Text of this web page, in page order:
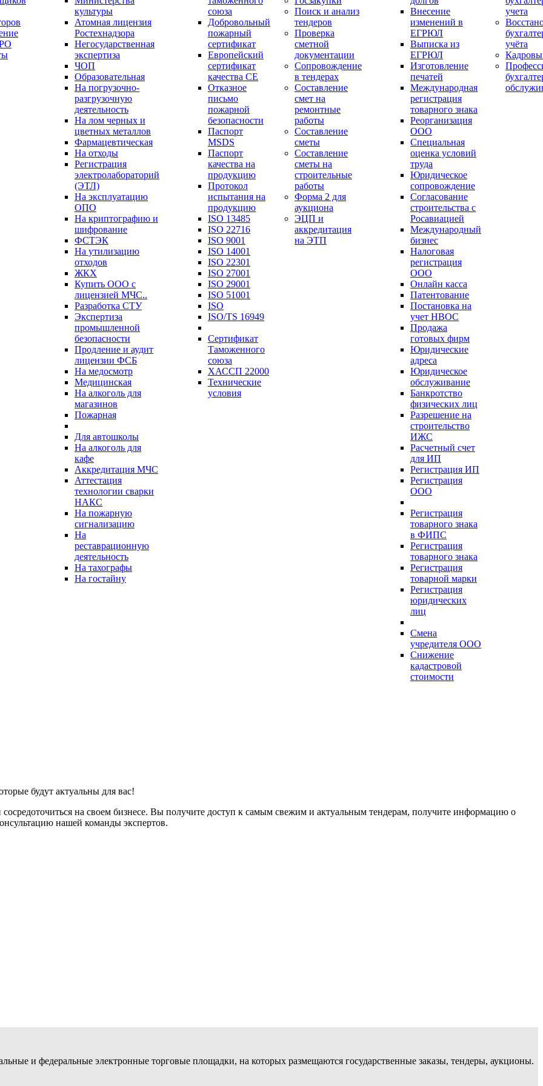
культуры
Атомная лицензия
Ростехнадзора
Негосударственная
экспертиза
ЧОП
Образовательная
На погрузочно-
разгрузочную
деятельность
На лом черных и
цветных металлов
Фармацевтическая
На отходы
Регистрация
электролабораторий
(ЭТЛ)
На эксплуатацию
ОПО
На криптографию и
шифрование
ФСТЭК
На утилизацию
отходов
ЖКХ
Купить ООО с
лицензией МЧС..
Разработка СТУ
Экспертиза
промышленной
безопасности
Продление и аудит
лицензии ФСБ
На медосмотр
Медицинская
На алкоголь для
магазинов
Пожарная
Для автошколы
На алкоголь для
кафе
Аккредитация МЧС
Аттестация
технологии сварки
НАКС
На пожарную
сигнализацию
На
реставрационную
деятельность
На тахографы
На гостайну
союза
Добровольный
пожарный
сертификат
Европейский
сертификат
качества СЕ
Отказное
письмо
пожарной
безопасности
Паспорт
МSDS
Паспорт
качества на
продукцию
Протокол
испытания на
продукцию
ISO 13485
ISO 22716
ISO 9001
ISO 14001
ISO 22301
ISO 27001
ISO 29001
ISO 51001
ISO
ISO/TS 16949
Сертификат
Таможенного
союза
ХАССП 22000
Технические
условия
Поиск и анализ
тендеров
Проверка
сметной
документации
Сопровождение
в тендерах
Составление
смет на
ремонтные
работы
Составление
сметы
Составление
сметы на
строительные
работы
Форма 2 для
аукциона
ЭЦП и
аккредитация
на ЭТП
Внесение
изменений в
ЕГРЮЛ
Выписка из
ЕГРЮЛ
Изготовление
печатей
Международная
регистрация
товарного знака
Реорганизация
ООО
Специальная
оценка условий
труда
Юридическое
сопровождение
Согласование
строительства с
Росавиацией
Международный
бизнес
Налоговая
регистрация
ООО
Онлайн касса
Патентование
Постановка на
учет НВОС
Продажа
готовых фирм
Юридические
адреса
Юридическое
обслуживание
Банкротство
физических лиц
Разрешение на
строительство
ИЖС
Расчетный счет
для ИП
Регистрация ИП
Регистрация
ООО
Регистрация
товарного знака
в ФИПС
Регистрация
товарного знака
Регистрация
товарной марки
Регистрация
юридических
лиц
Смена
учредителя ООО
Снижение
кадастровой
стоимости
учета
учёта
будут актуальны для вас!
на своем бизнесе. Вы получите доступ к самым свежим и актуальным тендерам, получите информацию о
нашей команды экспертов.
и федеральные электронные торговые площадки, на которых размещаются государственные заказы, тендеры, аукционы.